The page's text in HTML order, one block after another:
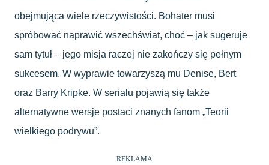
obejmująca wiele rzeczywistości. Bohater musi
spróbować naprawić wszechświat, choć – jak sugeruje
sam tytuł – jego misja raczej nie zakończy się pełnym
sukcesem. W wyprawie towarzyszą mu Denise, Bert
oraz Barry Kripke. W serialu pojawią się także
alternatywne wersje postaci znanych fanom „Teorii
wielkiego podrywu”.
REKLAMA